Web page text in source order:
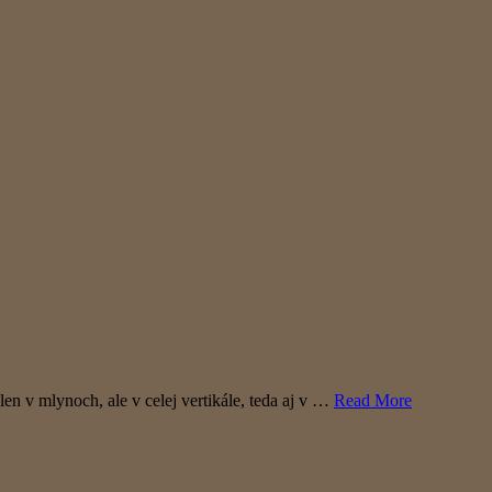
v mlynoch, ale v celej vertikále, teda aj v … Read More